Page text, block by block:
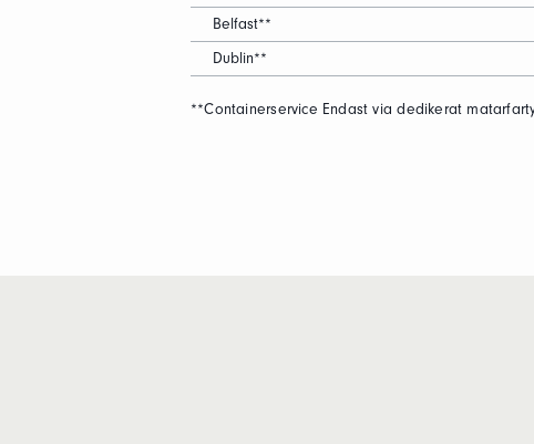
Belfast**
Dublin**
**Containerservice Endast via dedikerat